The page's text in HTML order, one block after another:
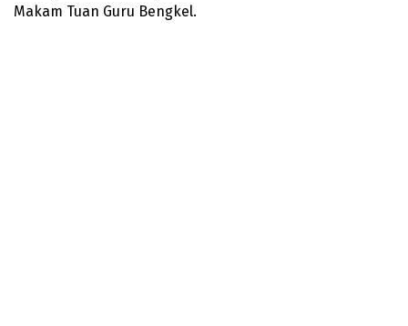
Makam Tuan Guru Bengkel.